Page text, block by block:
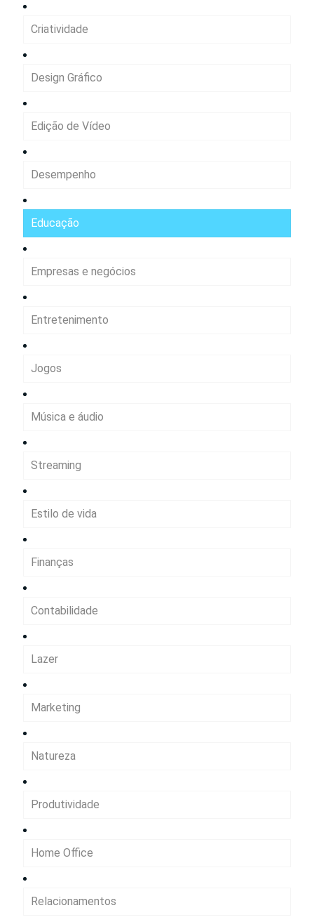
Criatividade
Design Gráfico
Edição de Vídeo
Desempenho
Educação
Empresas e negócios
Entretenimento
Jogos
Música e áudio
Streaming
Estilo de vida
Finanças
Contabilidade
Lazer
Marketing
Natureza
Produtividade
Home Office
Relacionamentos